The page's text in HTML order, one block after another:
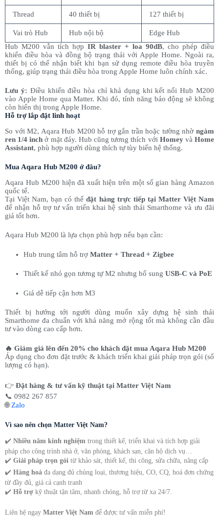
Thread 40 thiết bị 127 thiết bị
Vai trò Hub Hub nội bộ
Edge Hub
Hub M200 vẫn tích hợp IR blaster + loa 90dB, cho phép điều
khiển điều hòa và đồng bộ trạng thái với Apple Home. Ngoài ra,
thiết bị có thể nhận biết khi bạn sử dụng remote điều hòa truyền
thống, giúp trạng thái điều hòa trong Apple Home luôn chính xác.
Lưu ý: Điều khiển điều hòa chỉ khả dụng khi kết nối Hub M200
vào Apple Home qua Matter. Khi đó, tính năng báo động sẽ không
còn hiển thị trong Apple Home.
Hỗ trợ lắp đặt linh hoạt
So với M2, Aqara Hub M200 hỗ trợ gắn trần hoặc tường nhờ ngàm
ren 1/4 inch ở mặt đáy. Hub cũng tương thích với HomeyvàHome
Assistant, phù hợp người dùng thích tự tùy biến hệ thống.
Mua Aqara Hub M200 ở đâu?
Aqara Hub M200 hiện đã xuất hiện trên một số gian hàng Amazon
quốc tế.
Tại Việt Nam, bạn có thểđặt hàng trực tiếp tại Matter Việt Nam
để nhận hỗ trợ tư vấn triển khai hệ sinh thái Smarthome và ưu đãi
giá tốt hơn.
Aqara Hub M200 là lựa chọn phù hợp nếu bạn cần:
Hub trung tâm hỗ trợ Matter + Thread + Zigbee
Thiết kế nhỏ gọn tương tự M2 nhưng bổ sung USB-C và PoE
Giá dễ tiếp cận hơn M3
Thiết bị hướng tới người dùng muốn xây dựng hệ sinh thái
Smarthome đa chuẩn với khả năng mở rộng tốt mà không cần đầu
tư vào dòng cao cấp hơn.
🔥 Giảm giá lên đến 20% cho khách đặt mua Aqara Hub M200
Áp dụng cho đơn đặt trước & khách triển khai giải pháp trọn gói (số
lượng có hạn).
👉 Đặt hàng & tư vấn kỹ thuật tại Matter Việt Nam
📞 0982 267 857
🌐Zalo
Vì sao nên chọn Matter Việt Nam?
✔️ Nhiều năm kinh nghiệm trong thiết kế, triển khai và tích hợp giải
pháp cho công trình nhà ở, văn phòng, khách sạn, căn hộ dịch vụ…
✔️ Giải pháp trọn gói từ khảo sát, thiết kế, thi công, sửa chữa, nâng cấp
✔️ Hàng hoá đa dạng đủ chủng loại, thương hiệu, CO, CQ, hoá đơn chứng
từ đầy đủ, giá cả cạnh tranh
✔️ Hỗ trợ kỹ thuật tận tâm, nhanh chóng, hỗ trợ từ xa 24/7.
Liên hệ ngay Matter Việt Nam để được tư vấn miễn phí!